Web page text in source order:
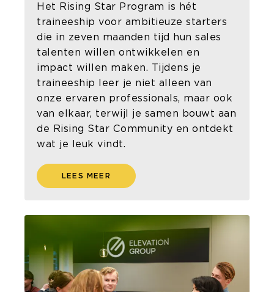
Het Rising Star Program is hét
traineeship voor ambitieuze starters
die in zeven maanden tijd hun sales
talenten willen ontwikkelen en
impact willen maken. Tijdens je
traineeship leer je niet alleen van
onze ervaren professionals, maar ook
van elkaar, terwijl je samen bouwt aan
de Rising Star Community en ontdekt
wat je leuk vindt.
LEES MEER